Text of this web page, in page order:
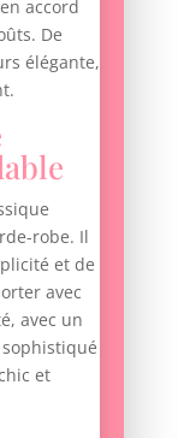
accord
De
élégante,
robe. Il
et de
avec
avec un
et